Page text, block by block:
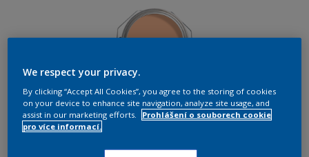
Najít výrobek v tomto odstínu
We respect your privacy.
By clicking “Accept All Cookies”, you agree to the storing of cookies
on your device to enhance site navigation, analyze site usage, and
assist in our marketing efforts.
Prohlášení o souborech cookie
pro více informací.